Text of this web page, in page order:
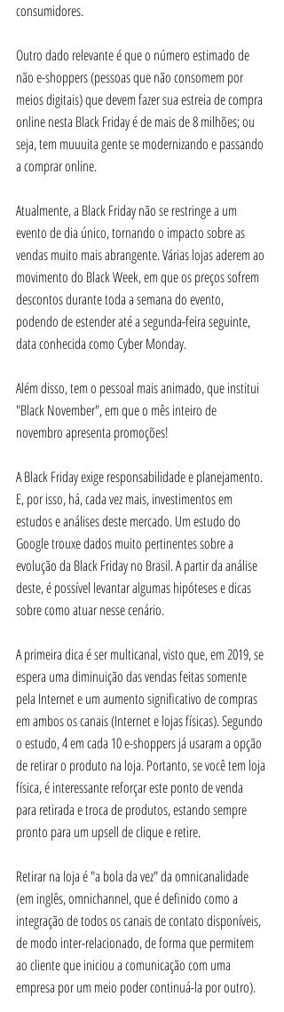
consumidores.
Outro dado relevante é que o número estimado de
não e-shoppers (pessoas que não consomem por
meios digitais) que devem fazer sua estreia de compra
online nesta Black Friday é de mais de 8 milhões; ou
seja, tem muuuita gente se modernizando e passando
a comprar online.
Atualmente, a Black Friday não se restringe a um
evento de dia único, tornando o impacto sobre as
vendas muito mais abrangente. Várias lojas aderem ao
movimento do Black Week, em que os preços sofrem
descontos durante toda a semana do evento,
podendo de estender até a segunda-feira seguinte,
data conhecida como Cyber Monday.
Além disso, tem o pessoal mais animado, que institui
"Black November", em que o mês inteiro de
novembro apresenta promoções!
A Black Friday exige responsabilidade e planejamento.
E, por isso, há, cada vez mais, investimentos em
estudos e análises deste mercado. Um estudo do
Google trouxe dados muito pertinentes sobre a
evolução da Black Friday no Brasil. A partir da análise
deste, é possível levantar algumas hipóteses e dicas
sobre como atuar nesse cenário.
A primeira dica é ser multicanal, visto que, em 2019, se
espera uma diminuição das vendas feitas somente
pela Internet e um aumento significativo de compras
em ambos os canais (Internet e lojas físicas). Segundo
o estudo, 4 em cada 10 e-shoppers já usaram a opção
de retirar o produto na loja. Portanto, se você tem loja
física, é interessante reforçar este ponto de venda
para retirada e troca de produtos, estando sempre
pronto para um upsell de clique e retire.
Retirar na loja é "a bola da vez" da omnicanalidade
(em inglês, omnichannel, que é definido como a
integração de todos os canais de contato disponíveis,
de modo inter-relacionado, de forma que permitem
ao cliente que iniciou a comunicação com uma
empresa por um meio poder continuá-la por outro).